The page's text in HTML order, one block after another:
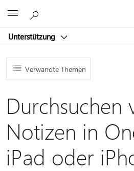
Unterstützung
Verwandte Themen
Durchsuchen
Notizen in
iPad oder